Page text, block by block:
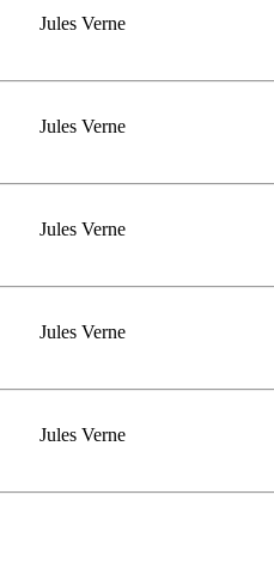
Jules Verne
Jules Verne
Jules Verne
Jules Verne
Jules Verne